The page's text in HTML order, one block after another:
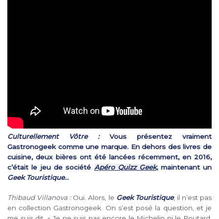
Culturellement Vôtre :Vous présentez vraiment
Gastronogeek comme une marque. En dehors des livres de
cuisine, deux bières ont été lancées récemment, en 2016,
c’était le jeu de société Apéro Quizz Geek, maintenant un
Geek Touristique…
Thibaud Villanova :Oui. Alors, le Geek Touristique, il n’est pas
en collection Gastronogeek. On s’est posé la question, et je